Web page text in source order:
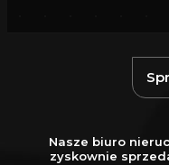
Nasze biuro
zyskownie